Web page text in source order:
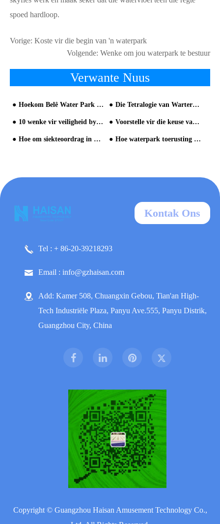
spoed hardloop.
Vorige: Koste vir die begin van 'n waterpark
Volgende: Wenke om jou waterpark te bestuur
Verwante Nuus
Hoekom Belê Water Park Sal So Populêr wees? Die Tetralogie van Warter Parks 'Maketing Promotion in Peak Period
10 wenke vir veiligheid by die waterpark Voorstelle vir die keuse van die toerusting Vervaardiger van Water Pretpark
Hoe om siekteoordrag in waterpark te voorkom Hoe waterpark toerusting te kies?
Kontak Ons
Tel : + 86-20-39218293
Email : info@gzhaisan.com
Add: Kamer 508, Chuangxin Gebou, Tian'an High-
Tech Industriële Plaza, Panyu Ave.555, Panyu Distrik,
Guangzhou City, China
Copyright © Guangzhou Haisan Amusement Technology Co.,